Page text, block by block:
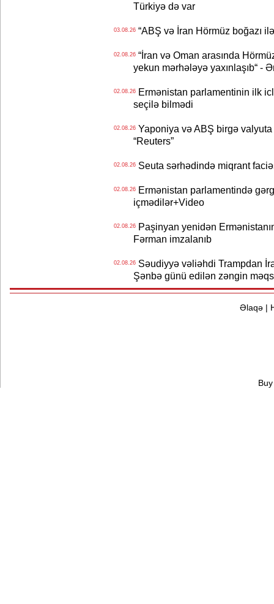
Türkiyə də var
03.08.26“ABŞ və İran Hörmüz boğazı ilə
02.08.26“İran və Oman arasında
yekun mərhələyə yaxınlaşıb“ -
02.08.26Ermənistan parlamentinin ilk
seçilə bilmədi
02.08.26Yaponiya və ABŞ birgə valyuta
“Reuters”
02.08.26Seuta sərhədində miqrant
02.08.26Ermənistan parlamentində
içmədilər+Video
02.08.26Paşinyan yenidən
Fərman imzalanıb
02.08.26Səudiyyə vəliəhdi Trampdan
Şənbə günü edilən zəngin
Əlaqə|